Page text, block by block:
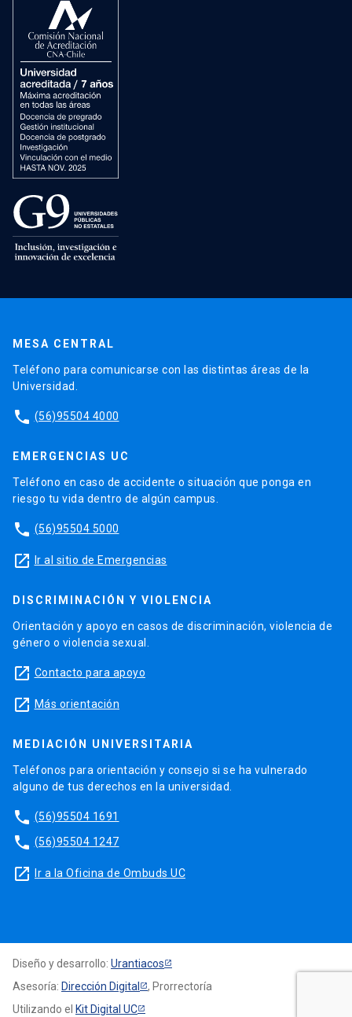
MESA CENTRAL
Teléfono para comunicarse con las distintas áreas de la
Universidad.
phone (56)95504 4000
EMERGENCIAS UC
Teléfono en caso de accidente o situación que ponga en
riesgo tu vida dentro de algún campus.
phone (56)95504 5000
launch Ir al sitio de Emergencias
DISCRIMINACIÓN Y VIOLENCIA
Orientación y apoyo en casos de discriminación, violencia de
género o violencia sexual.
launch Contacto para apoyo
launch Más orientación
MEDIACIÓN UNIVERSITARIA
Teléfonos para orientación y consejo si se ha vulnerado
alguno de tus derechos en la universidad.
phone (56)95504 1691
phone (56)95504 1247
launch Ir a la Oficina de Ombuds UC
Diseño y desarrollo: Urantiacos
Asesoría: Dirección Digital
, Prorrectoría
Utilizando el Kit Digital UC